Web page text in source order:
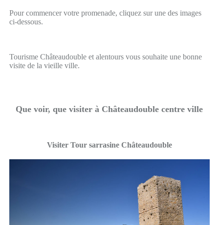
Pour commencer votre promenade, cliquez sur une des images
ci-dessous.
Tourisme Châteaudouble et alentours vous souhaite une bonne
visite de la vieille ville.
Que voir, que visiter à Châteaudouble centre ville
Visiter Tour sarrasine Châteaudouble